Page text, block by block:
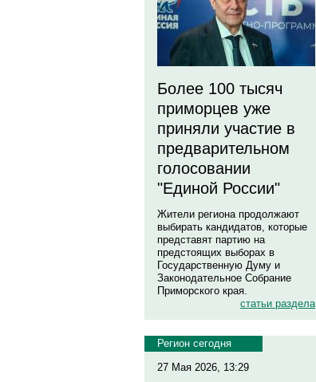
Более 100 тысяч
приморцев уже
приняли участие в
предварительном
голосовании
"Единой России"
Жители региона продолжают
выбирать кандидатов, которые
представят партию на
предстоящих выборах в
Государственную Думу и
Законодательное Собрание
Приморского края.
статьи раздела
Регион сегодня
27 Мая 2026, 13:29